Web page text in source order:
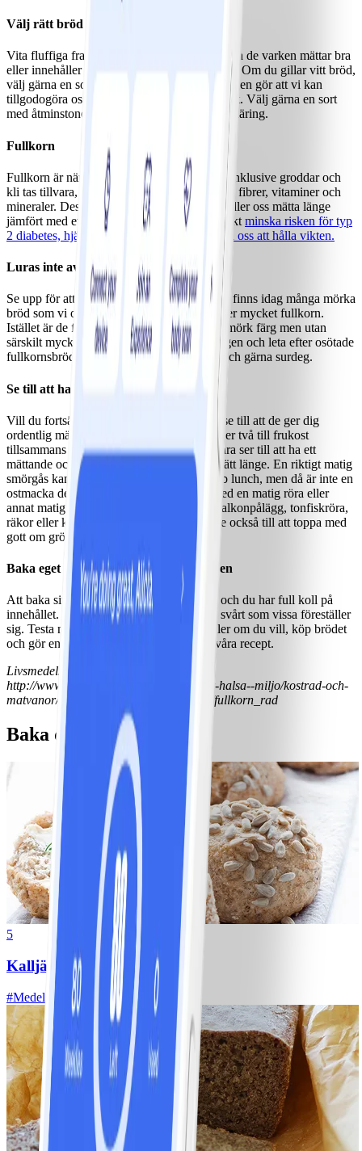
Välj rätt bröd
Vita fluffiga frallor må vara barnsligt gott, men de varken mättar bra
eller innehåller särskilt mycket näringsämnen. Om du gillar vitt bröd,
välj gärna en sort med
eftersom surdegen gör att vi kan
tillgodogöra oss fler näringsämnen från mjölet. Välj gärna en sort
med åtminstone en liten del fullkorn för mer näring.
Fullkorn
Fullkorn är näringsrikt eftersom hela kornet inklusive groddar och
kli tas tillvara, vilket innehåller mängder med fibrer, vitaminer och
mineraler. Dessutom mättar det bra och vi håller oss mätta länge
jämfört med ett vitt bröd. Fullkorn kan faktiskt minska risken för typ
2 diabetes, hjärt- och kärlsjukdom och hjälpa oss att hålla vikten.
Luras inte av färgen
Se upp för att enbart gå på brödets färg. Det finns idag många mörka
bröd som vi ofta tror är nyttiga och innehåller mycket fullkorn.
Istället är de fulla med söt sirap som ger en mörk färg men utan
särskilt mycket fullkorn. Läs på förpackningen och leta efter osötade
fullkornsbröd med mycket frön, hela korn och gärna surdeg.
Se till att ha ett bra pålägg
Vill du fortsätta äta mackor är det klokt att se till att de ger dig
ordentlig mättnad och näring. En macka eller två till frukost
tillsammans med kaffe är utmärkt om du bara ser till att ha ett
mättande och bra pålägg för att hålla dig mätt länge. En riktigt matig
smörgås kan dessutom bli en utmärkt snabb lunch, men då är inte en
ostmacka det smartaste utan en smörgås med en matig röra eller
annat matigt pålägg. Ägg, kyckling- och kalkonpålägg, tonfiskröra,
räkor eller keso är magert och mättande. Se också till att toppa med
gott om grönsaker.
Baka eget bröd – bra även för plånboken
Att baka sitt eget bröd är både gott, billigt och du har full koll på
innehållet. Det behöver inte heller vara så svårt som vissa föreställer
sig. Testa något av våra recept på bröd, eller om du vill, köp brödet
och gör en matig macka utifrån något av våra recept.
Livsmedelsverket 2018, Fullkorn – Råd
http://www.livsmedelsverket.se/matvanor-halsa--miljo/kostrad-och-
matvanor/rad-om-bra-mat-hitta-ditt-satt/fullkorn_rad
Baka ditt eget bröd
5
Kalljästa frukostbullar
#Medel 15 MIN